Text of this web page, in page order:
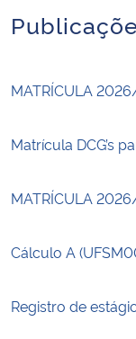
Secretaria de Governo
Gabinete de Segurança
MATRÍCULA
Matrícula DCG’s
MATRÍCULA
Cálculo A
Registro de